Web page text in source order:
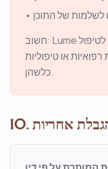
• לשלמות של התוכן
חשוב: Lume הינה כלי תמיכה, ואינה מהווה תחליף לטיפול
רפואיות או טיפוליות
כלשהן.
הגבלת אחריות